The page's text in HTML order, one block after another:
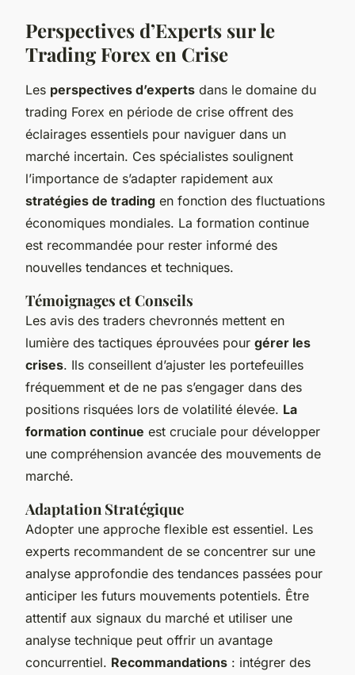
Perspectives d’Experts sur le
Trading Forex en Crise
Les perspectives d’experts dans le domaine du
trading Forex en période de crise offrent des
éclairages essentiels pour naviguer dans un
marché incertain. Ces spécialistes soulignent
l’importance de s’adapter rapidement aux
stratégies de trading en fonction des fluctuations
économiques mondiales. La formation continue
est recommandée pour rester informé des
nouvelles tendances et techniques.
Témoignages et Conseils
Les avis des traders chevronnés mettent en
lumière des tactiques éprouvées pour gérer les
crises. Ils conseillent d’ajuster les portefeuilles
fréquemment et de ne pas s’engager dans des
positions risquées lors de volatilité élevée. La
formation continue est cruciale pour développer
une compréhension avancée des mouvements de
marché.
Adaptation Stratégique
Adopter une approche flexible est essentiel. Les
experts recommandent de se concentrer sur une
analyse approfondie des tendances passées pour
anticiper les futurs mouvements potentiels. Être
attentif aux signaux du marché et utiliser une
analyse technique peut offrir un avantage
concurrentiel. Recommandations : intégrer des